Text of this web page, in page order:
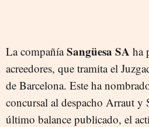
La compañíaSangüesa SA ha
acreedores, que tramita el
de Barcelona. Este ha
concursal al despacho Arraut y
último balance publicado, el